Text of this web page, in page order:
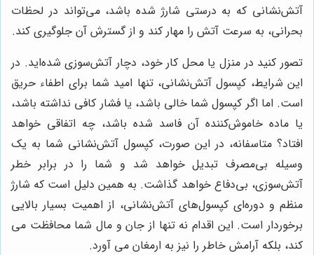
آتش‌نشانی که به درستی شارژ شده باشد، می‌تواند در لحظات
بحرانی، به سرعت آتش را مهار کند و از گسترش آن جلوگیری کند.
تصور کنید در منزل یا محل کار خود، دچار آتش‌سوزی شده‌اید. در
این شرایط، کپسول آتش‌نشانی، تنها امید شما برای اطفاء حریق
است. اما اگر کپسول شما خالی باشد، یا فشار کافی نداشته باشد،
یا ماده خاموش‌کننده آن فاسد شده باشد، چه اتفاقی خواهد
افتاد؟ متاسفانه، در این صورت، کپسول آتش‌نشانی شما به یک
وسیله بی‌مصرف تبدیل خواهد شد و شما را در برابر خطر
آتش‌سوزی، بی‌دفاع خواهد گذاشت. به همین دلیل است که شارژ
منظم و دوره‌ای کپسول‌های آتش‌نشانی، از اهمیت بسیار بالایی
برخوردار است. این اقدام نه تنها از جان و مال شما محافظت می
کند، بلکه آرامش خاطر را نیز به ارمغان می آورد.